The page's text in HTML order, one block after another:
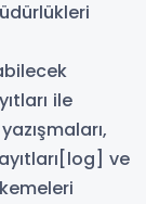
ile
ve